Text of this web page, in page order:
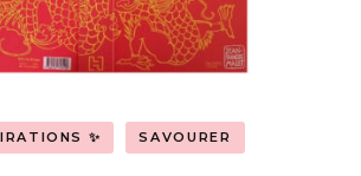
✨ SAVOURER